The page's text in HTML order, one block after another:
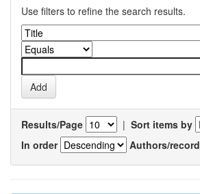
Use filters to refine the search results.
Results/Page | Sort items by
In order
Authors/record